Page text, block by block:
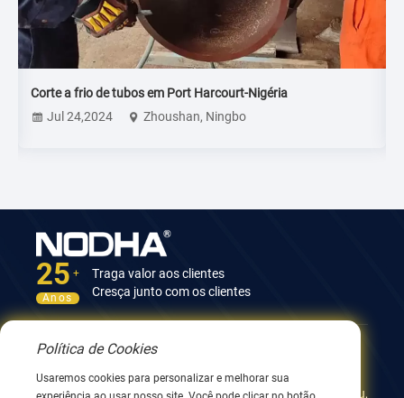
Corte a frio de tubos em Port Harcourt-Nigéria
Jul 24,2024
Zhoushan, Ningbo
25 +
Anos
Traga valor aos clientes
Cresça junto com os clientes
Contate-nos
12º Edifício, No.9 Xingyang Road, Wuxi 214082, JiangSu,
Política de Cookies
Usaremos cookies para personalizar e melhorar sua